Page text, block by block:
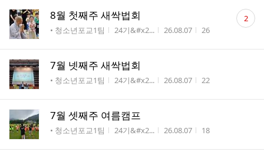
8월 첫째주 새싹법회
게시판명
• 청소년포교1팀 작성자
24기&#x2... 작성시간
26.08.07 조회수
26
댓
글 2
7월 넷째주 새싹법회
게시판명
• 청소년포교1팀 작성자
24기&#x2... 작성시간
26.08.07 조회수
22
7월 셋째주 여름캠프
게시판명
• 청소년포교1팀 작성자
24기&#x2... 작성시간
26.08.07 조회수
18